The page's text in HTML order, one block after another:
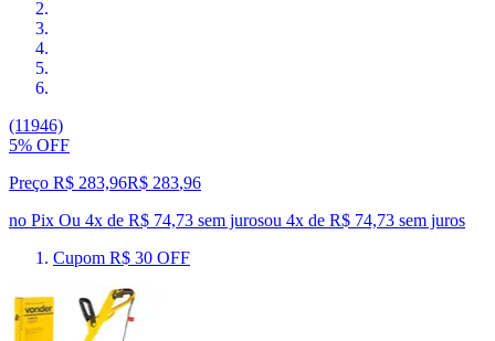
(11946)
5% OFF
Preço R$ 283,96R$ 283,96
no Pix Ou 4x de R$ 74,73 sem jurosou 4x de R$ 74,73 sem juros
Cupom R$ 30 OFF